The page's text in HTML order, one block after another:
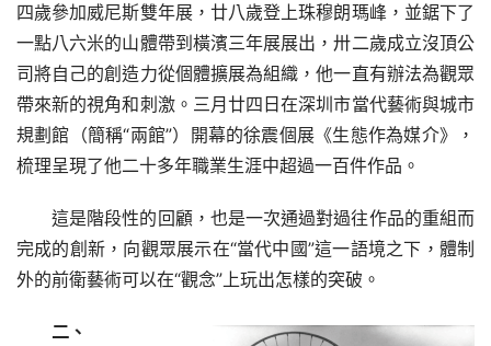
四歲參加威尼斯雙年展，廿八歲登上珠穆朗瑪峰，並鋸下了
一點八六米的山體帶到橫濱三年展展出，卅二歲成立沒頂公
司將自己的創造力從個體擴展為組織，他一直有辦法為觀眾
帶來新的視角和刺激。三月廿四日在深圳市當代藝術與城市
規劃館（簡稱“兩館”）開幕的徐震個展《生態作為媒介》，
梳理呈現了他二十多年職業生涯中超過一百件作品。
這是階段性的回顧，也是一次通過對過往作品的重組而
完成的創新，向觀眾展示在“當代中國”這一語境之下，體制
外的前衛藝術可以在“觀念”上玩出怎樣的突破。
二、